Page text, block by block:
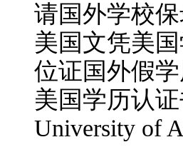
请国外学校
美国文凭美
位证国外假
美国学历认证
University of